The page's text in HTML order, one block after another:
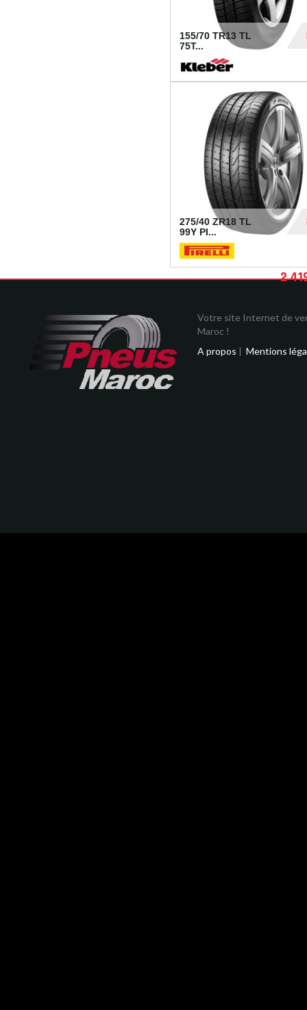
155/70 TR13 TL
75T...
275/40 ZR18 TL
99Y PI...
2
Votre site Internet de
Maroc !
A propos | Mentions